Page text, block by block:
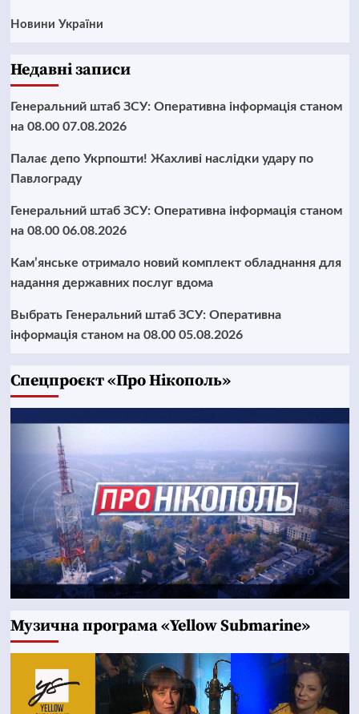
Новини України
Недавні записи
Генеральний штаб ЗСУ: Оперативна інформація станом
на 08.00 07.08.2026
Палає депо Укрпошти! Жахливі наслідки удару по
Павлограду
Генеральний штаб ЗСУ: Оперативна інформація станом
на 08.00 06.08.2026
Кам’янське отримало новий комплект обладнання для
надання державних послуг вдома
Выбрать Генеральний штаб ЗСУ: Оперативна
інформація станом на 08.00 05.08.2026
Cпецпроєкт «Про Нікополь»
Музична програма «Yellow Submarine»